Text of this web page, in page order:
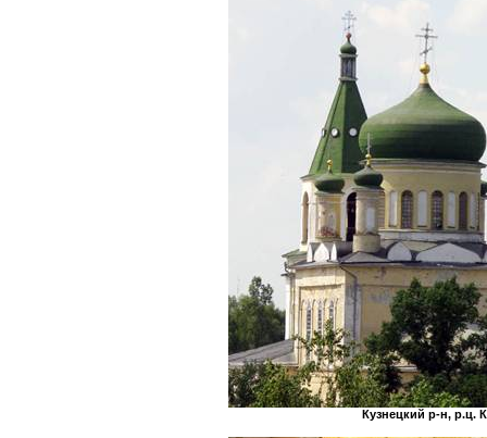
Кузнецкий р-н, р.ц.